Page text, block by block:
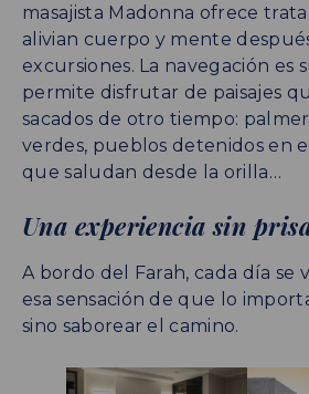
masajista Madonna ofrece
alivian cuerpo y mente
excursiones. La navegación es
permite disfrutar de paisajes
sacados de otro tiempo:
verdes, pueblos detenidos en
que saludan desde la orilla…
Una experiencia sin
A bordo del Farah, cada día se
esa sensación de que lo
sino saborear el camino.